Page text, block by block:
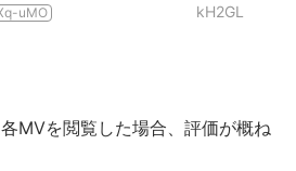
uMO kH2GL
MVを閲覧した場合、評価が概ね